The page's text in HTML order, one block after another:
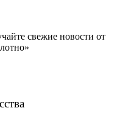
свежие новости от